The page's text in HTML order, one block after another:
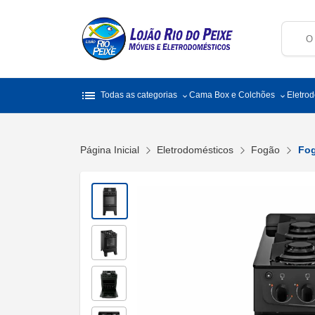
list Todas as categorias Cama Box e Colchões
Página Inicial Eletrodomésticos Fogão